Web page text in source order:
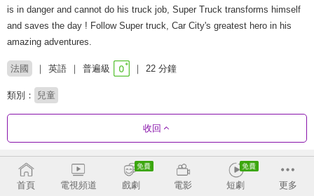
is in danger and cannot do his truck job, Super Truck transforms himself
and saves the day ! Follow Super truck, Car City's greatest hero in his
amazing adventures.
法國 英語 普遍級 22 分鐘
類別： 兒童
收回
劇集列表 正序
首頁 電視頻道 戲劇 電影 短劇 更多